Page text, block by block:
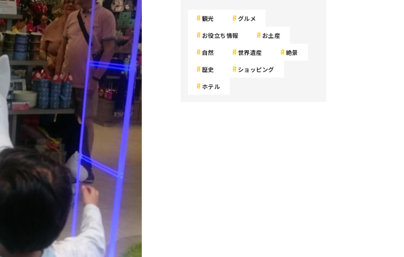
観光 グルメ
お役立ち情報 お土産
自然 世界遺産 絶景
歴史 ショッピング
ホテル